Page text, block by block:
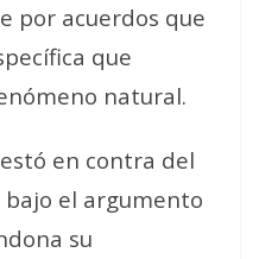
por acuerdos que
que
natural.
en contra del
el argumento
su